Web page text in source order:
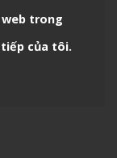
trong
của tôi.